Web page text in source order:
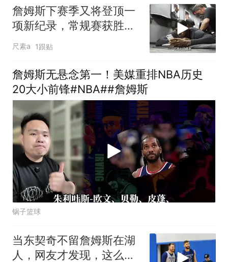
詹姆斯下赛季又将登顶一
项新纪录，常规赛获胜数
第一
尺素a 1跟贴
詹姆斯无悬念第一！美媒重排NBA历史
20大小前锋#NBA##詹姆斯
锅子篮球
当东契奇不留詹姆斯在湖
人，网友才发现，这么多